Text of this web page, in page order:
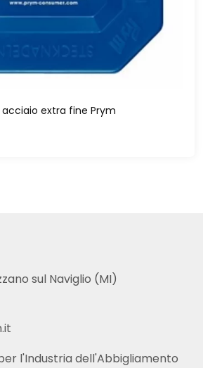
acciaio extra fine Prym
sul Naviglio (MI)
l'Industria dell'Abbigliamento